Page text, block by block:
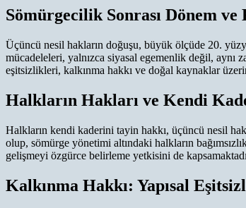
Sömürgecilik Sonrası Dönem
Üçüncü nesil hakların doğuşu, büyük ölçüde 20.
mücadeleleri, yalnızca siyasal egemenlik değil, aynı
eşitsizlikleri, kalkınma hakkı ve doğal kaynaklar
Halkların Hakları ve Kendi
Halkların kendi kaderini tayin hakkı, üçüncü nesil
olup, sömürge yönetimi altındaki halkların
gelişmeyi özgürce belirleme yetkisini de
Kalkınma Hakkı: Yapısal